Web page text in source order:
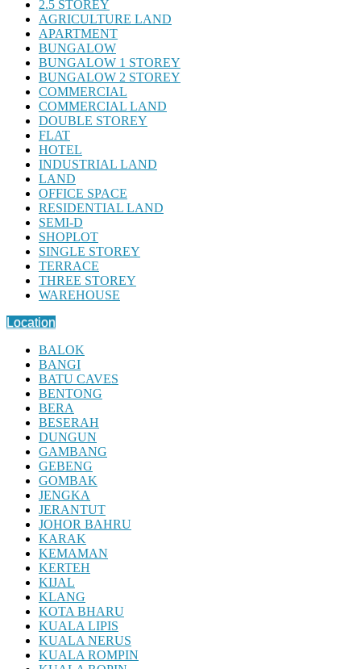
2.5 STOREY
AGRICULTURE LAND
APARTMENT
BUNGALOW
BUNGALOW 1 STOREY
BUNGALOW 2 STOREY
COMMERCIAL
COMMERCIAL LAND
DOUBLE STOREY
FLAT
HOTEL
INDUSTRIAL LAND
LAND
OFFICE SPACE
RESIDENTIAL LAND
SEMI-D
SHOPLOT
SINGLE STOREY
TERRACE
THREE STOREY
WAREHOUSE
Location
BALOK
BANGI
BATU CAVES
BENTONG
BERA
BESERAH
DUNGUN
GAMBANG
GEBENG
GOMBAK
JENGKA
JERANTUT
JOHOR BAHRU
KARAK
KEMAMAN
KERTEH
KIJAL
KLANG
KOTA BHARU
KUALA LIPIS
KUALA NERUS
KUALA ROMPIN